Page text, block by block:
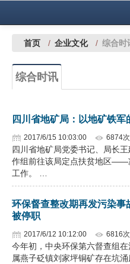
中国有色金属报社主办 广告服务
铜镍铅锌
稀有稀土
有色市场
镁钛
地矿 建设
党建工作
首页 / 企业文化 / 综合时
综合时讯
四川省地矿局：以地矿铁
2017/6/15 10:03:00 6874
四川省地矿局党委书记、局长
作组前往该局定点扶贫地区——
工作。 …
环保督查整改期再发污染
被停职
2017/6/12 10:12:00 6816
今年初，中央环保第六督查组
属燕子砭镇刘家坪铜矿存在坑